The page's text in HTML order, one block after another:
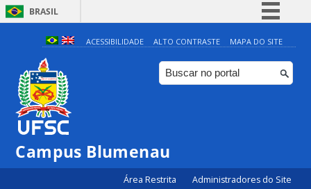
BRASIL
Simplifique!
Comunica BR
Participe
ACESSIBILIDADE ALTO CONTRASTE MAPA DO SITE
Campus Blumenau
Área Restrita Administradores do Site